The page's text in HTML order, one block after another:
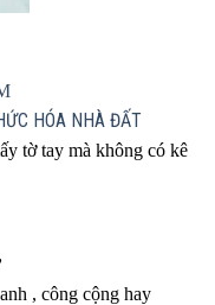
HÓA NHÀ ĐẤT
tờ tay mà không có kê
, công cộng hay